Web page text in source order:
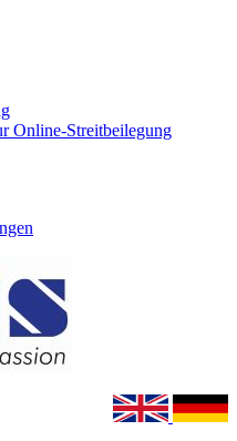
Online-Streitbeilegung